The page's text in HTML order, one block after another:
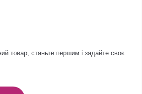
товар, станьте першим і задайте своє